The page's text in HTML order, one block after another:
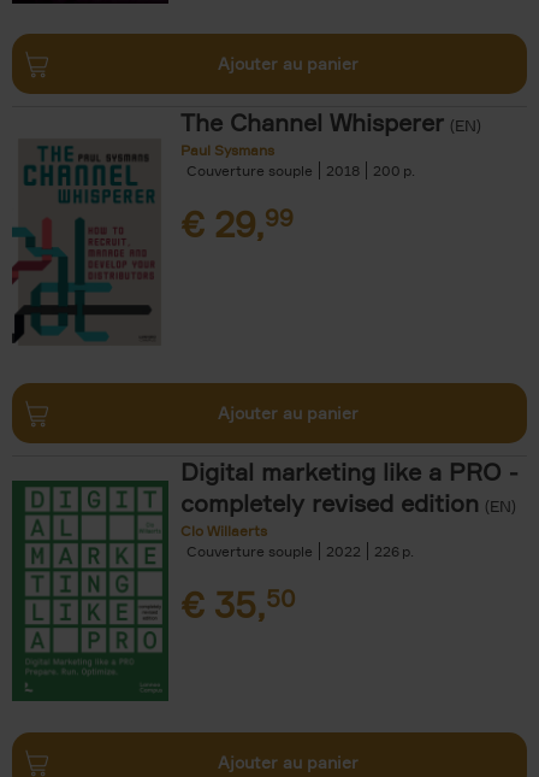
Ajouter au panier
The Channel Whisperer (EN)
Paul Sysmans
Couverture souple
2018 200
€ 29,99
Ajouter au panier
Digital marketing like a PRO -
completely revised edition (EN)
Clo Willaerts
Couverture souple
2022 226
€ 35,50
Ajouter au panier